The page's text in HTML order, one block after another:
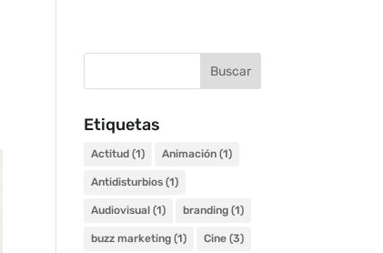
Etiquetas
Actitud (1) Animación (1)
Antidisturbios (1)
Audiovisual (1) branding (1)
buzz marketing (1) Cine (3)